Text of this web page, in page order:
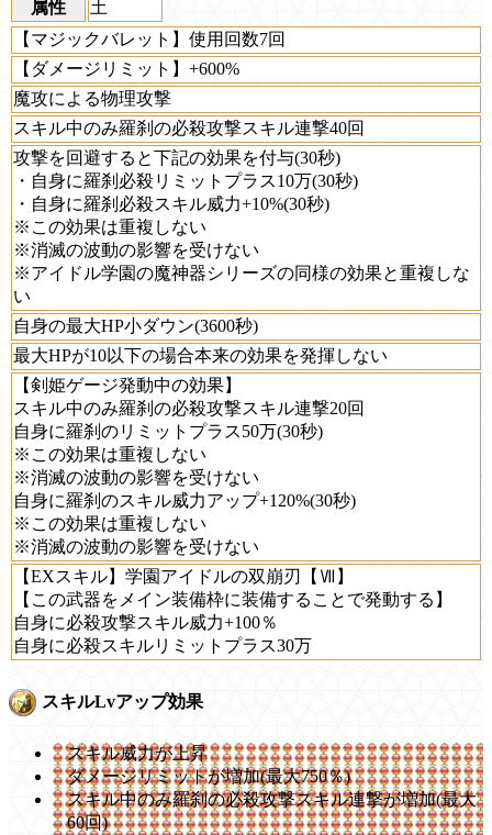
属性
土
【マジックバレット】使用回数7回
【ダメージリミット】+600%
魔攻による物理攻撃
スキル中のみ羅刹の必殺攻撃スキル連撃40回
攻撃を回避すると下記の効果を付与(30秒)
・自身に羅刹必殺リミットプラス10万(30秒)
・自身に羅刹必殺スキル威力+10%(30秒)
※この効果は重複しない
※消滅の波動の影響を受けない
※アイドル学園の魔神器シリーズの同様の効果と重複しな
い
自身の最大HP小ダウン(3600秒)
最大HPが10以下の場合本来の効果を発揮しない
【剣姫ゲージ発動中の効果】
スキル中のみ羅刹の必殺攻撃スキル連撃20回
自身に羅刹のリミットプラス50万(30秒)
※この効果は重複しない
※消滅の波動の影響を受けない
自身に羅刹のスキル威力アップ+120%(30秒)
※この効果は重複しない
※消滅の波動の影響を受けない
【EXスキル】学園アイドルの双崩刃【Ⅶ】
【この武器をメイン装備枠に装備することで発動する】
自身に必殺攻撃スキル威力+100％
自身に必殺スキルリミットプラス30万
スキルLvアップ効果
スキル威力が上昇
ダメージリミットが増加(最大750％)
スキル中のみ羅刹の必殺攻撃スキル連撃が増加(最大
60回)